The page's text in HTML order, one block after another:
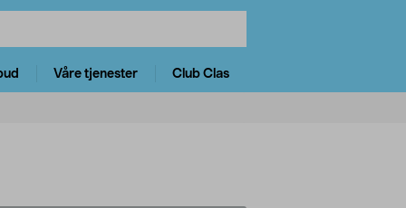
Våre tjenester Club Clas